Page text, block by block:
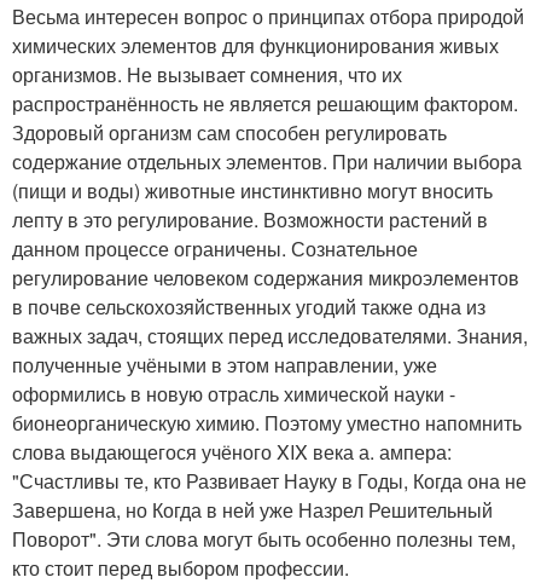
Весьма интересен вопрос о принципах отбора природой
химических элементов для функционирования живых
организмов. Не вызывает сомнения, что их
распространённость не является решающим фактором.
Здоровый организм сам способен регулировать
содержание отдельных элементов. При наличии выбора
(пищи и воды) животные инстинктивно могут вносить
лепту в это регулирование. Возможности растений в
данном процессе ограничены. Сознательное
регулирование человеком содержания микроэлементов
в почве сельскохозяйственных угодий также одна из
важных задач, стоящих перед исследователями. Знания,
полученные учёными в этом направлении, уже
оформились в новую отрасль химической науки -
бионеорганическую химию. Поэтому уместно напомнить
слова выдающегося учёного XIX века а. ампера:
"Счастливы те, кто Развивает Науку в Годы, Когда она не
Завершена, но Когда в ней уже Назрел Решительный
Поворот". Эти слова могут быть особенно полезны тем,
кто стоит перед выбором профессии.